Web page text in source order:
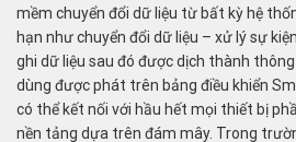
mềm chuyển đổi dữ liệu từ bất kỳ hệ
hạn như chuyển đổi dữ liệu – xử lý sự
ghi dữ liệu sau đó được dịch thành
dùng được phát trên bảng điều khiển
có thể kết nối với hầu hết mọi thiết bị
nền tảng dựa trên đám mây. Trong